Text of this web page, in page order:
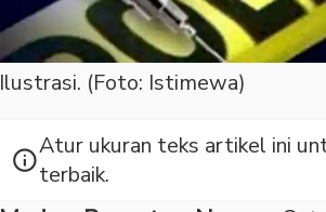
Ilustrasi. (Foto: Istimewa)
infoAtur ukuran teks artikel ini
terbaik.